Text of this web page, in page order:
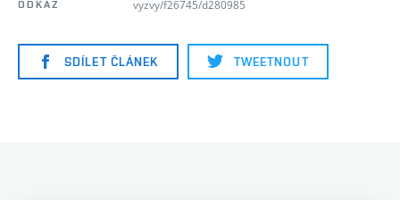
ODKAZ
vyzvy/f26745/d280985
SDÍLET ČLÁNEK TWEETNOUT